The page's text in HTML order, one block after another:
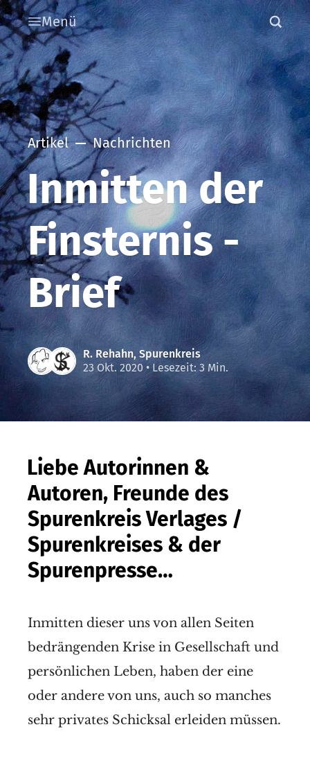
Menü
Artikel Nachrichten
Inmitten der
Finsternis -
Brief
R. Rehahn, Spurenkreis
23 Okt. 2020 • Lesezeit: 3 Min.
Liebe Autorinnen &
Autoren, Freunde des
Spurenkreis Verlages /
Spurenkreises & der
Spurenpresse…
Inmitten dieser uns von allen Seiten
bedrängenden Krise in Gesellschaft und
persönlichen Leben, haben der eine
oder andere von uns, auch so manches
sehr privates Schicksal erleiden müssen.